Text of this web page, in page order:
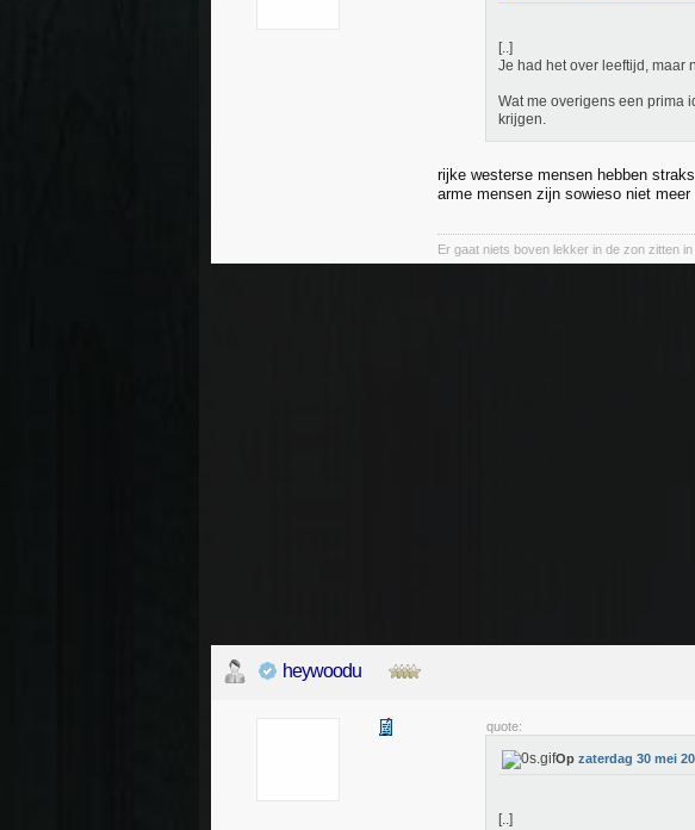
[..]
Je had het over leeftijd, maar
Wat me overigens een prima
krijgen.
rijke westerse mensen hebben
arme mensen zijn sowieso niet meer
Er gaat niets boven lekker in de zon zitten
heywoodu
quote:
Op zaterdag 30 mei
[..]